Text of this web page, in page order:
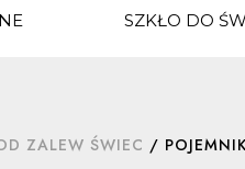
SZKŁO DO
ZALEW ŚWIEC /